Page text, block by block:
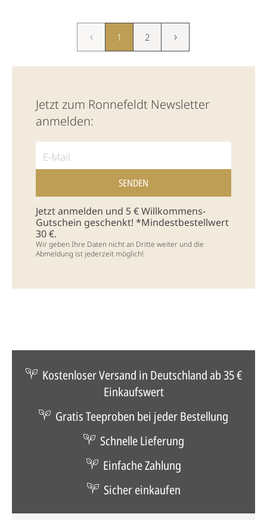
‹ 1 2 ›
Jetzt zum Ronnefeldt Newsletter
anmelden:
Jetzt anmelden und 5 € Willkommens-
Gutschein geschenkt! *Mindestbestellwert
30 €.
Wir geben Ihre Daten nicht an Dritte weiter und die
Abmeldung ist jederzeit möglich!
Kostenloser Versand in Deutschland ab 35 €
Einkaufswert
Gratis Teeproben bei jeder Bestellung
Schnelle Lieferung
Einfache Zahlung
Sicher einkaufen